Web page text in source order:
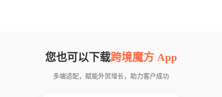
您也可以下载跨境魔方 App
多端适配，赋能外贸增长，助力客户成功